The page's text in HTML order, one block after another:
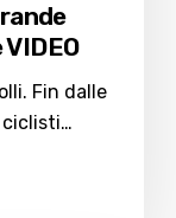
Fin dalle
ciclisti…